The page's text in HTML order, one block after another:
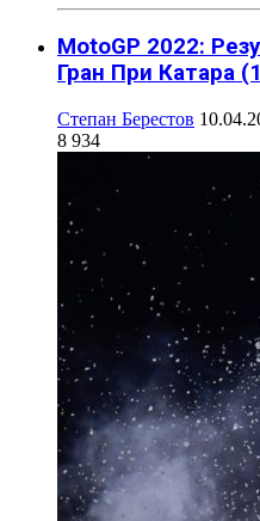
MotoGP 2022:
Гран При Катара
Степан Берестов
8 934